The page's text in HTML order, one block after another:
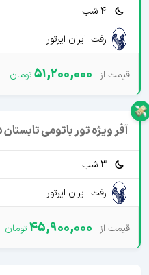
4 شب
رفت: ایران ایرتور
51,200,000
آفر ویژه تور باتومی تابستان 1405 ایرتور
3 شب
رفت: ایران ایرتور
45,900,000